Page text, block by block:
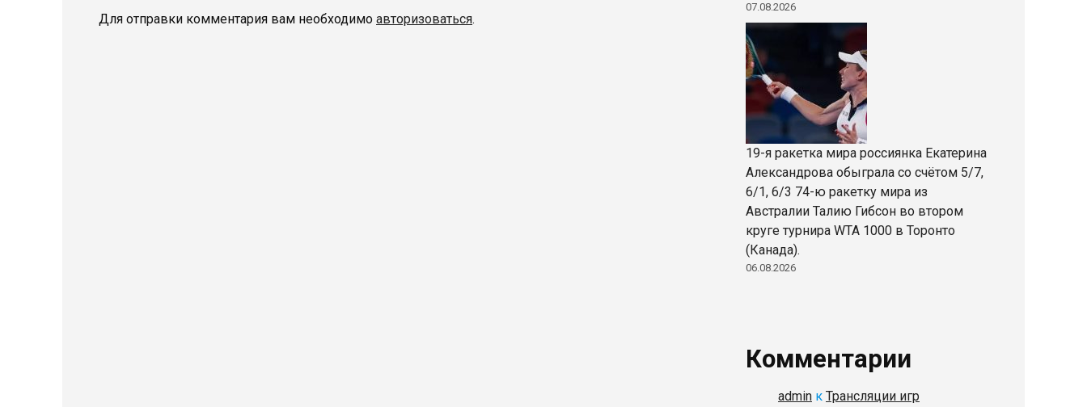
Для отправки комментария вам необходимо авторизоваться.
07.08.2026
19-я ракетка мира россиянка Екатерина
Александрова обыграла со счётом 5/7,
6/1, 6/3 74-ю ракетку мира из
Австралии Талию Гибсон во втором
круге турнира WTA 1000 в Торонто
(Канада).
06.08.2026
Комментарии
admin к Трансляции игр